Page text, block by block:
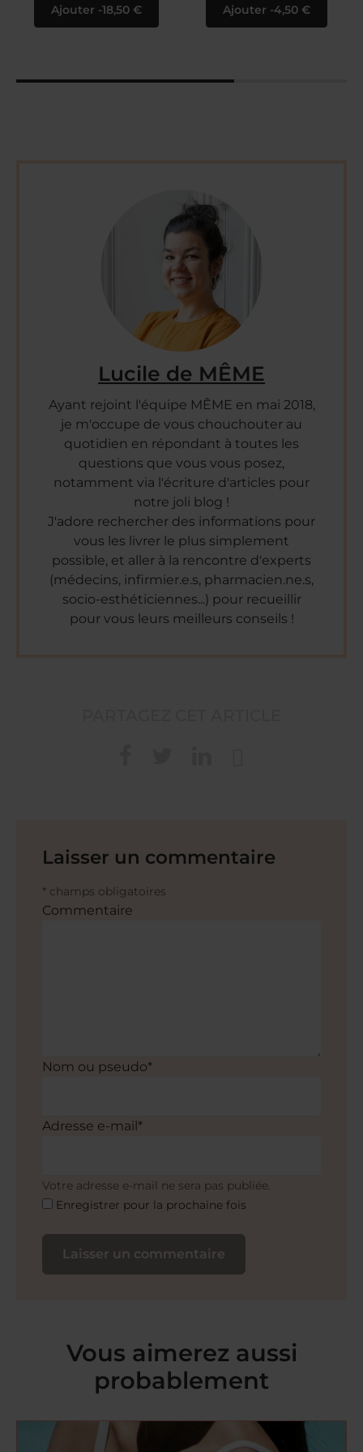
Ajouter 18,50 € Ajouter 4,50 €
Lucile de MÊME
Ayant rejoint l'équipe MÊME en mai 2018,
je m'occupe de vous chouchouter au
quotidien en répondant à toutes les
questions que vous vous posez,
notamment via l'écriture d'articles pour
notre joli blog !
J'adore rechercher des informations pour
vous les livrer le plus simplement
possible, et aller à la rencontre d'experts
(médecins, infirmier.e.s, pharmacien.ne.s,
socio-esthéticiennes...) pour recueillir
pour vous leurs meilleurs conseils !
Laisser un commentaire
* champs obligatoires
Commentaire
Nom ou pseudo*
Adresse e-mail*
Votre adresse e-mail ne sera pas publiée.
Enregistrer pour la prochaine fois
Vous aimerez aussi
probablement